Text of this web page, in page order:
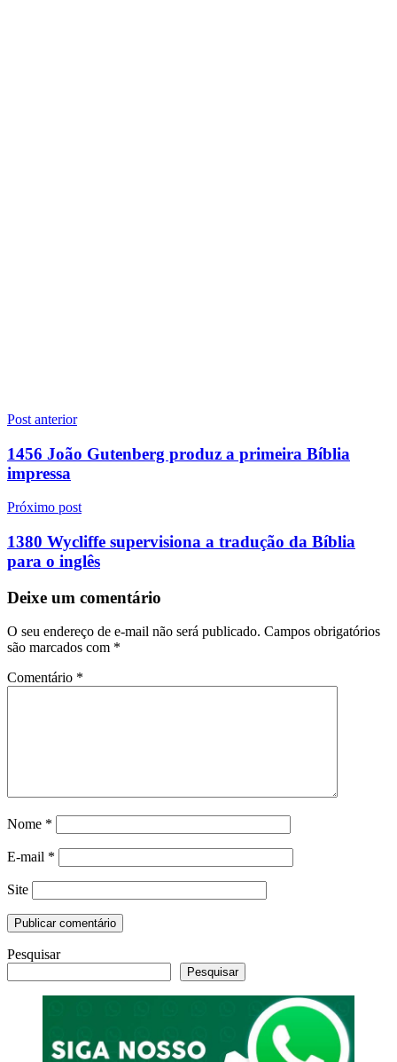
Navegação
de
Post
Post anterior
1456 João Gutenberg produz a primeira Bíblia
impressa
Próximo post
1380 Wycliffe supervisiona a tradução da Bíblia
para o inglês
Deixe um comentário
O seu endereço de e-mail não será publicado. Campos obrigatórios
são marcados com *
Comentário *
Nome *
E-mail *
Site
Pesquisar
Pesquisar